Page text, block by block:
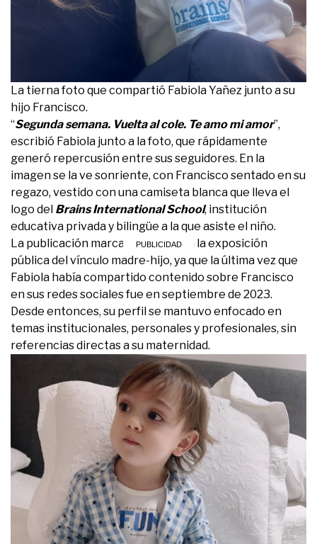
La tierna foto que compartió Fabiola Yañez junto a su
hijo Francisco.
“Segunda semana. Vuelta al cole. Te amo mi amor”,
escribió Fabiola junto a la foto, que rápidamente
generó repercusión entre sus seguidores. En la
imagen se la ve sonriente, con Francisco sentado en su
regazo, vestido con una camiseta blanca que lleva el
logo del Brains International School, institución
educativa privada y bilingüe a la que asiste el niño.
La publicación marca un regreso a la exposición
pública del vínculo madre-hijo, ya que la última vez que
Fabiola había compartido contenido sobre Francisco
en sus redes sociales fue en septiembre de 2023.
Desde entonces, su perfil se mantuvo enfocado en
temas institucionales, personales y profesionales, sin
referencias directas a su maternidad.